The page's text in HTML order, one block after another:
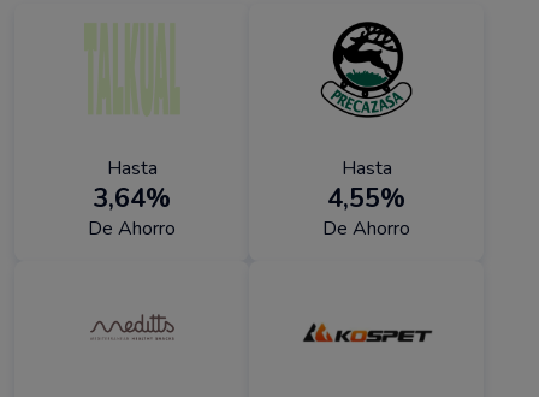
Hasta
3,64%
De Ahorro
Hasta
4,55%
De Ahorro